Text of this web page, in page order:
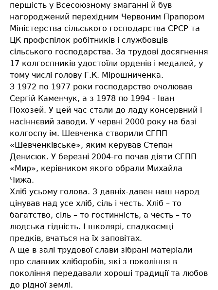
першість у Всесоюзному змаганні й був
нагороджений перехідним Червоним Прапором
Міністерства сільського господарства СРСР та
ЦК профспілок робітників і службовців
сільського господарства. За трудові досягнення
17 колгоспників удостоїли орденів і медалей, у
тому числі голову Г.К. Мірошниченка.
З 1972 по 1977 роки господарство очолював
Сергій Каменчук, а з 1978 по 1994 - Іван
Похозей. У цей час стали до ладу консервний і
насіннєвий заводи. У червні 2000 року на базі
колгоспу ім. Шевченка створили СГПП
«Шевченківське», яким керував Степан
Денисюк. У березні 2004-го почав діяти СГПП
«Мир», керівником якого обрали Михайла
Чижа.
Хліб усьому голова. З давніх-давен наш народ
цінував над усе хліб, сіль і честь. Хліб – то
багатство, сіль – то гостинність, а честь – то
людська гідність. І школярі, спадкоємці
предків, вчаться на їх заповітах.
А ще в залі трудової слави зібрані матеріали
про славних хліборобів, які з покоління в
покоління передавали хороші традиції та любов
до рідної землі.